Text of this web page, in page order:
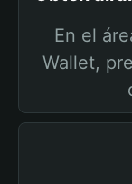
En el
Wallet,